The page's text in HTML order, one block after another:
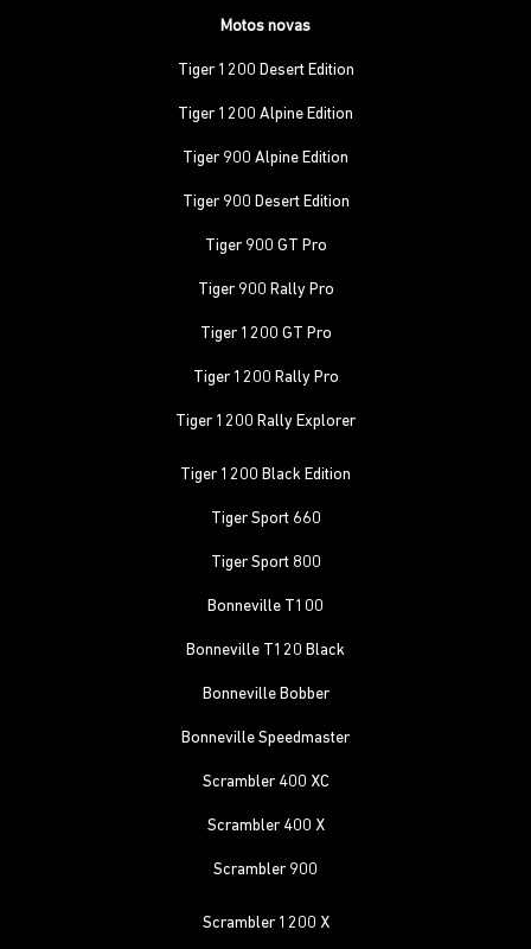
Motos novas
Tiger 1200 Desert Edition
Tiger 1200 Alpine Edition
Tiger 900 Alpine Edition
Tiger 900 Desert Edition
Tiger 900 GT Pro
Tiger 900 Rally Pro
Tiger 1200 GT Pro
Tiger 1200 Rally Pro
Tiger 1200 Rally Explorer
Tiger 1200 Black Edition
Tiger Sport 660
Tiger Sport 800
Bonneville T100
Bonneville T120 Black
Bonneville Bobber
Bonneville Speedmaster
Scrambler 400 XC
Scrambler 400 X
Scrambler 900
Scrambler 1200 X